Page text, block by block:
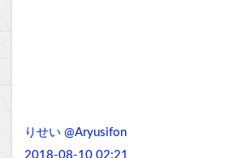
りせい @Aryusifon
2018-08-10 02:21